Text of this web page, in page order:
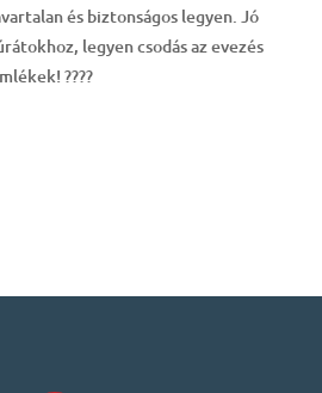
és biztonságos legyen. Jó
legyen csodás az evezés
????